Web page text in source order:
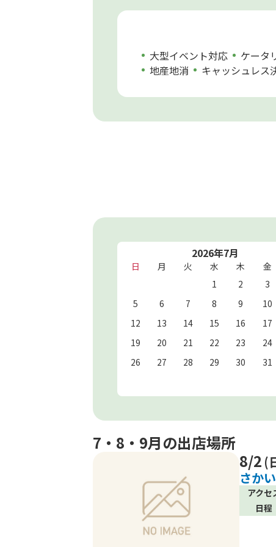
大型イベント対応 ケータ
地産地消
キャッシュレス
2026年7月
日 月 火 水 木 金
1
2 3
5
6 7 8 9 10
12
13 14 15 16 17
19
20 21 22 23 24
26
27 28 29 30 31
7・8・9月の出店場所
8/2 (
さか
アクセ
日程